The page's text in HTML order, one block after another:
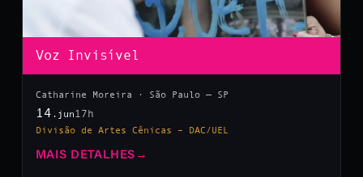
Voz Invisível
Catharine Moreira · São Paulo — SP
14 .jun 17h
Divisão de Artes Cênicas – DAC/UEL
MAIS DETALHES →